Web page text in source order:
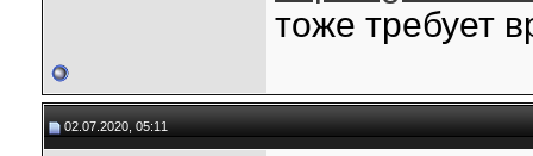
тоже требует
02.07.2020, 05:11